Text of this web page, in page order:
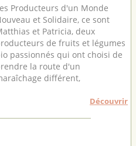
Producteurs d'un Monde
et Solidaire, ce sont
et Patricia, deux
de fruits et légumes
passionnés qui ont choisi de
la route d'un
différent,
Découvrir